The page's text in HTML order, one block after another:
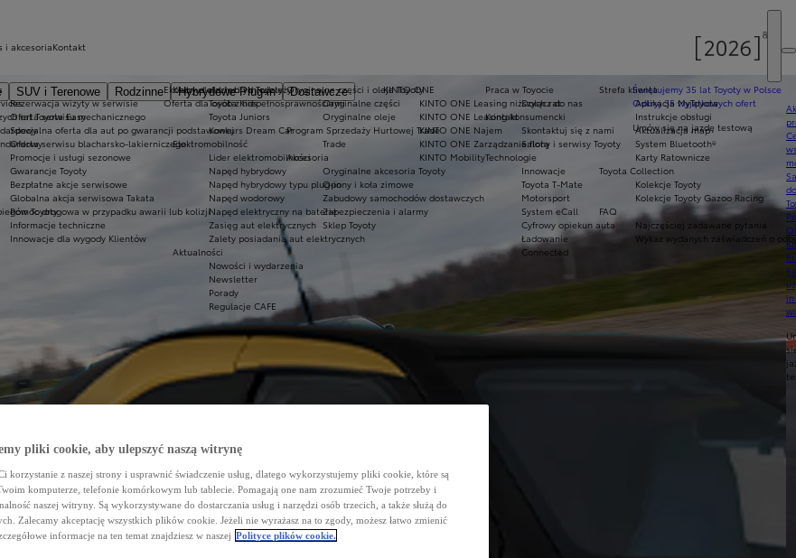
SUV i Terenowe Rodzinne Hybrydowe Plug-in
Dostawcze
Ekobonus dla hybryd Toyoty
Oferta dla osób z niepełnosprawnościami
Świętujemy 35 lat Toyoty w Polsce
Odkryj 35 wyjątkowych ofert
Umów się na jazdę testową
Toyoty
Kluby dla dzieci i młodzieży
Toyota Kids
Toyota Juniors
Konkurs Dream Car
Elektromobilność
Lider elektromobilności
Napęd hybrydowy
Napęd hybrydowy typu plug-in
Napęd wodorowy
Napęd elektryczny na baterię
Zasięg aut elektrycznych
Zalety posiadania aut elektrycznych
Aktualności
Nowości i wydarzenia
Newsletter
Porady
Regulacje CAFE
Praca w Toyocie
Dołącz do nas
Kontakt
Skontaktuj się z nami
Salony i serwisy Toyoty
Technologie
Innowacje
Toyota T-Mate
Motorsport
System eCall
Cyfrowy opiekun auta
Ładowanie
Connected
rat Toyota Easy
KINTO ONE
KINTO ONE Leasing niższych rat
KINTO ONE Leasing konsumencki
KINTO ONE Najem
KINTO ONE Zarządzanie flotą
KINTO Mobility
i akcesoria
Rezerwacja wizyty w serwisie
Oferta serwisu mechanicznego
Specjalna oferta dla aut po gwarancji podstawowej
Oferta serwisu blacharsko-lakierniczego
Promocje i usługi sezonowe
Gwarancje Toyoty
Bezpłatne akcje serwisowe
Globalna akcja serwisowa Takata
Pomoc drogowa w przypadku awarii lub kolizji
Informacje techniczne
Innowacje dla wygody Klientów
Oryginalne części i oleje Toyoty
Oryginalne części
Oryginalne oleje
Program Sprzedaży Hurtowej Trade
Trade
Akcesoria
Oryginalne akcesoria Toyoty
Opony i koła zimowe
Zabudowy samochodów dostawczych
Zabezpieczenia i alarmy
Sklep Toyoty
Strefa klienta
Aplikacja MyToyota
Instrukcje obsługi
Aktualizacja map
System Bluetooth®
Karty Ratownicze
Toyota Collection
Kolekcje Toyoty
Kolekcje Toyoty Gazoo Racing
FAQ
Najczęściej zadawane pytania
Wykaz wydanych zaświadczeń o
Kontakt
pliki cookie, aby ulepszyć naszą witrynę
korzystanie z naszej strony i usprawnić świadczenie usług, dlatego wykorzystujemy pliki cookie, które są
komputerze, telefonie komórkowym lub tablecie. Pomagają one nam zrozumieć Twoje potrzeby i
naszej witryny. Są wykorzystywane do dostarczania usług i narzędzi osób trzecich, a także służą do
Zalecamy akceptację wszystkich plików cookie. Jeżeli nie wyrażasz na to zgody, możesz łatwo zmienić
informacje na ten temat znajdziesz w naszej Polityce plików cookie.